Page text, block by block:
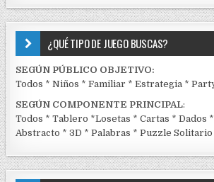
¿QUÉ TIPO DE JUEGO BUSCAS?
SEGÚN PÚBLICO OBJETIVO:
Todos *Niños *Familiar *Estrategia *
SEGÚN COMPONENTE PRINCIPAL:
Todos *Tablero *Losetas *Cartas *Dados
Abstracto *3D *Palabras *Puzzle Solitario